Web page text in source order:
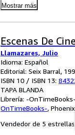
Mostrar más
Escenas De
Llamazares, Julio
Idioma: Español
Editorial: Seix Barral,
ISBN 10 / ISBN 13:
TAPA BLANDA
Librería: -
OnTimeBooks-,
Vendedor de 5 estrellas